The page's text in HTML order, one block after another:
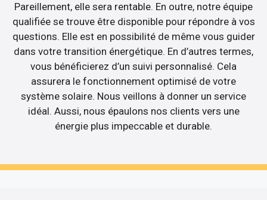
Pareillement, elle sera rentable. En outre, notre équipe
qualifiée se trouve être disponible pour répondre à vos
questions. Elle est en possibilité de même vous guider
dans votre transition énergétique. En d’autres termes,
vous bénéficierez d’un suivi personnalisé. Cela
assurera le fonctionnement optimisé de votre
système solaire. Nous veillons à donner un service
idéal. Aussi, nous épaulons nos clients vers une
énergie plus impeccable et durable.